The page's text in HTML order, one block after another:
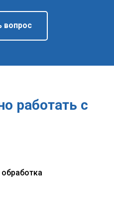
вопрос
работать с